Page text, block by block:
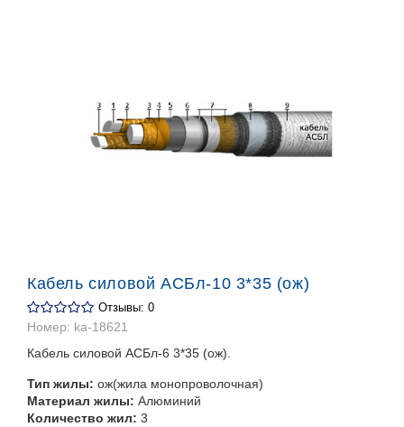
Кабель силовой АСБл-10 3*35 (ож)
Отзывы: 0
Номер: ka-18621
Кабель силовой АСБл-6 3*35 (ож).
Тип жилы: ож(жила монопроволочная)
Материал жилы: Алюминий
Количество жил: 3